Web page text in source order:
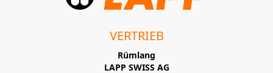
VERTRIEB
Rümlang
LAPP SWISS AG